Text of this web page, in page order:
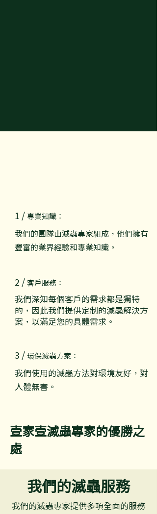
1 / 專業知識：
我們的團隊由滅蟲專家組成，他們擁有
豐富的業界經驗和專業知識。
2 / 客戶服務 ：
我們深知每個客戶的需求都是獨特
的，因此我們提供定制的滅蟲解決方
案，以滿足您的具體需求。
3 / 環保滅蟲方案：
我們使用的滅蟲方法對環境友好，對
人體無害。
壹家壹滅蟲專家的優勝之
處
我們的滅蟲服務
我們的滅蟲專家提供多項全面的服務